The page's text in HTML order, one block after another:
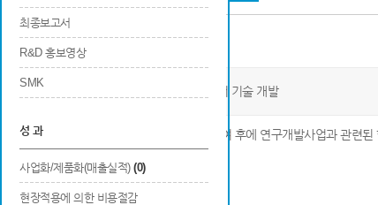
최종보고서
R&D 홍보영상
SMK
성 과
사업화/제품화(매출실적) (0)
현장적용에 의한 비용절감
인력양성
광학적 특성 제어를 위한 투명 바인더 기술 개발
※ 해당 연구개발사업에 참여중 또는 참여 후에 연구개발사업과 관련
Total10건